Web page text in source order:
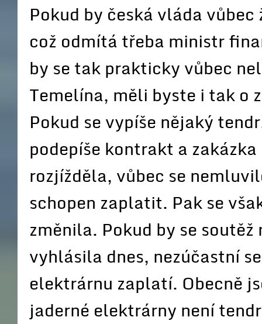
Pokud by česká vláda
což odmítá třeba ministr
by se tak prakticky vůbec
Temelína, měli byste i tak o
Pokud se vypíše nějaký
podepíše kontrakt a
rozjížděla, vůbec se
schopen zaplatit. Pak se
změnila. Pokud by se
vyhlásila dnes, nezúčastní
elektrárnu zaplatí. Obecně
jaderné elektrárny není